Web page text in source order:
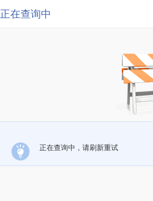
正在查询中
正在查询中，请刷新重试